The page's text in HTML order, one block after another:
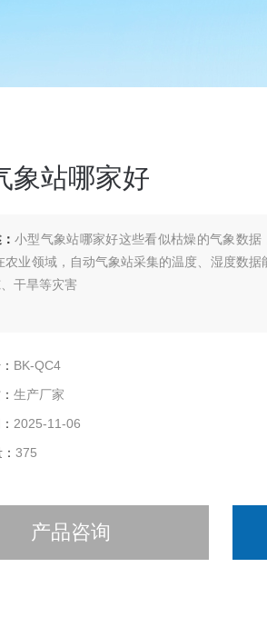
象站哪家好
小型气象站哪家好这些看似枯燥的气象数
农业领域，自动气象站采集的温度、湿度数
干旱等灾害
BK-QC4
生产厂家
2025-11-06
375
产品咨询